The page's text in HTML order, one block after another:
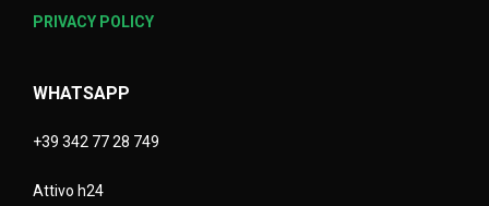
PRIVACY POLICY
WHATSAPP
+39 342 77 28 749
Attivo h24